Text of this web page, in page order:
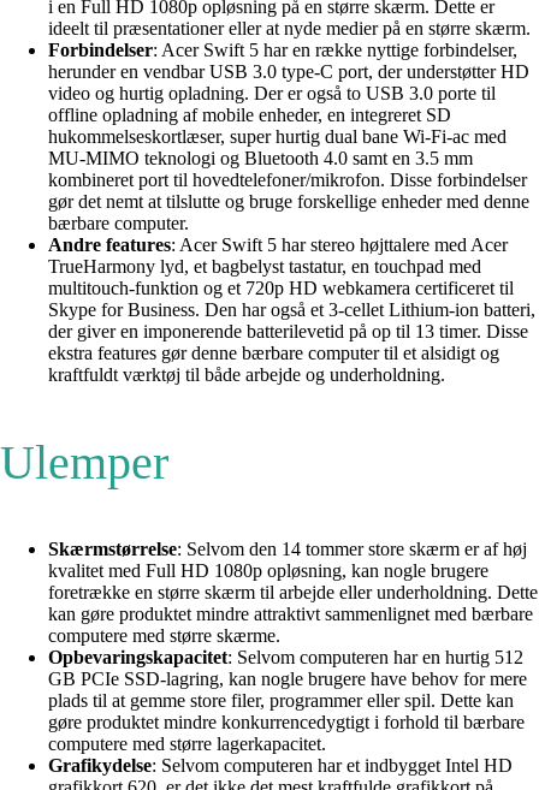
i en Full HD 1080p opløsning på en større skærm. Dette er
ideelt til præsentationer eller at nyde medier på en større skærm.
Forbindelser: Acer Swift 5 har en række nyttige forbindelser,
herunder en vendbar USB 3.0 type-C port, der understøtter HD
video og hurtig opladning. Der er også to USB 3.0 porte til
offline opladning af mobile enheder, en integreret SD
hukommelseskortlæser, super hurtig dual bane Wi-Fi-ac med
MU-MIMO teknologi og Bluetooth 4.0 samt en 3.5 mm
kombineret port til hovedtelefoner/mikrofon. Disse forbindelser
gør det nemt at tilslutte og bruge forskellige enheder med denne
bærbare computer.
Andre features: Acer Swift 5 har stereo højttalere med Acer
TrueHarmony lyd, et bagbelyst tastatur, en touchpad med
multitouch-funktion og et 720p HD webkamera certificeret til
Skype for Business. Den har også et 3-cellet Lithium-ion batteri,
der giver en imponerende batterilevetid på op til 13 timer. Disse
ekstra features gør denne bærbare computer til et alsidigt og
kraftfuldt værktøj til både arbejde og underholdning.
Ulemper
Skærmstørrelse: Selvom den 14 tommer store skærm er af høj
kvalitet med Full HD 1080p opløsning, kan nogle brugere
foretrække en større skærm til arbejde eller underholdning. Dette
kan gøre produktet mindre attraktivt sammenlignet med bærbare
computere med større skærme.
Opbevaringskapacitet: Selvom computeren har en hurtig 512
GB PCIe SSD-lagring, kan nogle brugere have behov for mere
plads til at gemme store filer, programmer eller spil. Dette kan
gøre produktet mindre konkurrencedygtigt i forhold til bærbare
computere med større lagerkapacitet.
Grafikydelse: Selvom computeren har et indbygget Intel HD